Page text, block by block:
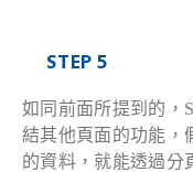
STEP 5
如同前面所提到的，
結其他頁面的功能，
的資料，就能透過分